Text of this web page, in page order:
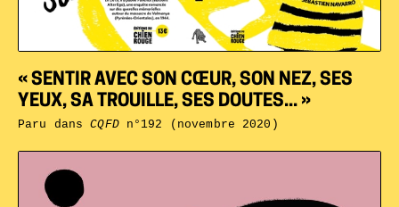
« SENTIR AVEC SON CŒUR, SON NEZ, SES
YEUX, SA TROUILLE, SES DOUTES... »
Paru dansCQFDn°192 (novembre 2020)